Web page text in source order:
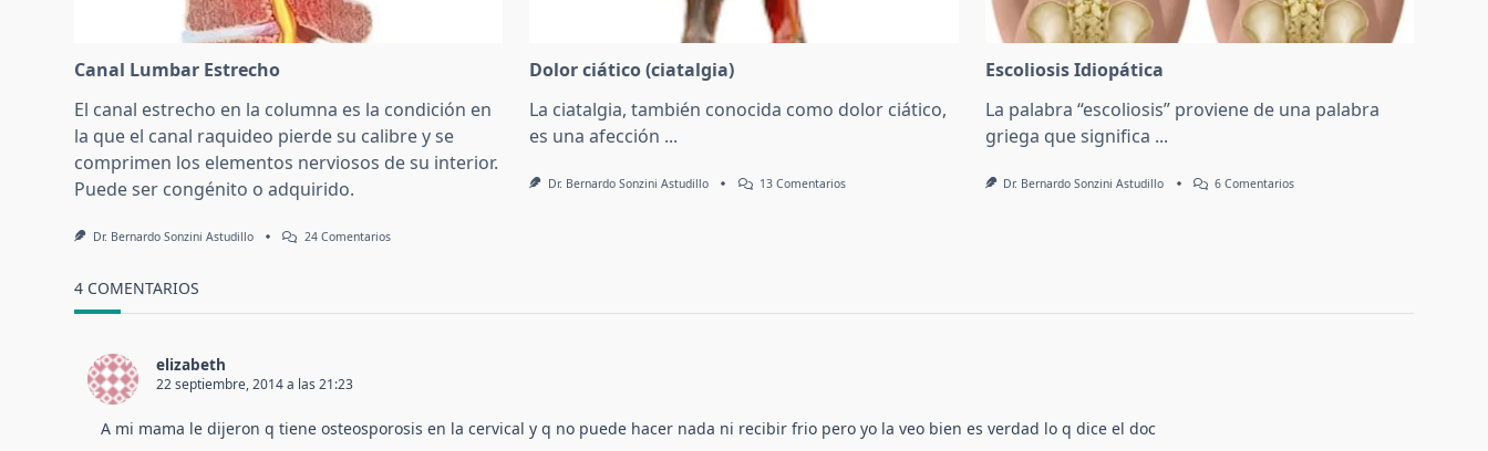
Canal Lumbar Estrecho
El canal estrecho en la columna es la condición en
la que el canal raquideo pierde su calibre y se
comprimen los elementos nerviosos de su interior.
Puede ser congénito o adquirido.
Dr. Bernardo Sonzini Astudillo 24 ComentariosEn
Dolor ciático (ciatalgia)
La ciatalgia, también conocida como dolor ciático,
es una afección ...
Dr. Bernardo Sonzini Astudillo 13 ComentariosEn
Escoliosis Idiopática
La palabra “escoliosis” proviene de una palabra
griega que significa ...
Dr. Bernardo Sonzini Astudillo 6 ComentariosEn
4 COMENTARIOS
elizabeth
22 septiembre, 2014 a las 21:23
A mi mama le dijeron q tiene osteosporosis en la cervical y q no puede hacer nada ni recibir frio pero yo la veo bien es verdad lo q dice el doc